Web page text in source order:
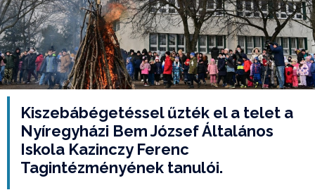
Kiszebábégetéssel űzték el a telet a
Nyíregyházi Bem József Általános
Iskola Kazinczy Ferenc
Tagintézményének tanulói.